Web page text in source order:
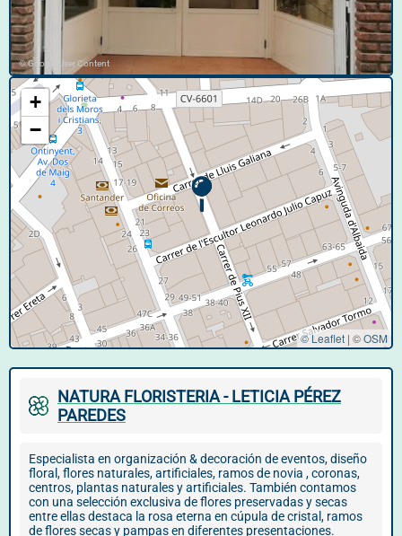
© Google User Content
+
−
© Leaflet | ©OSM
NATURA FLORISTERIA - LETICIA PÉREZ
PAREDES
Especialista en organización & decoración de eventos, diseño
floral, flores naturales, artificiales, ramos de novia , coronas,
centros, plantas naturales y artificiales. También contamos
con una selección exclusiva de flores preservadas y secas
entre ellas destaca la rosa eterna en cúpula de cristal, ramos
de flores secas y pampas en diferentes presentaciones.